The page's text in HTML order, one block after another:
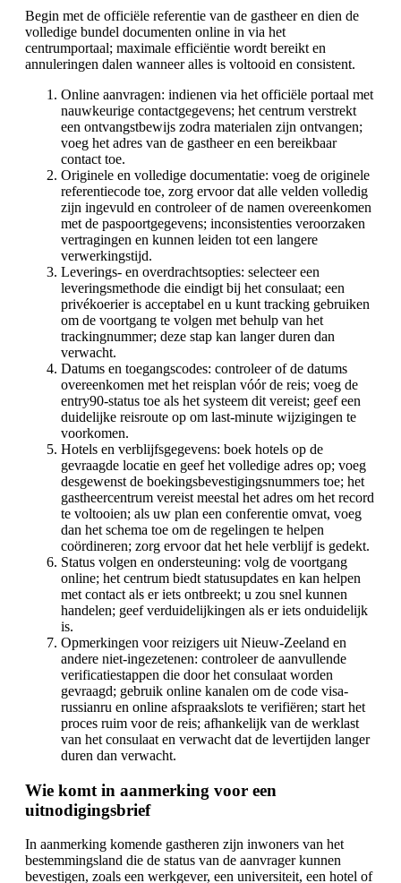
Begin met de officiële referentie van de gastheer en dien de
volledige bundel documenten online in via het
centrumportaal; maximale efficiëntie wordt bereikt en
annuleringen dalen wanneer alles is voltooid en consistent.
Online aanvragen: indienen via het officiële portaal met
nauwkeurige contactgegevens; het centrum verstrekt
een ontvangstbewijs zodra materialen zijn ontvangen;
voeg het adres van de gastheer en een bereikbaar
contact toe.
Originele en volledige documentatie: voeg de originele
referentiecode toe, zorg ervoor dat alle velden volledig
zijn ingevuld en controleer of de namen overeenkomen
met de paspoortgegevens; inconsistenties veroorzaken
vertragingen en kunnen leiden tot een langere
verwerkingstijd.
Leverings- en overdrachtsopties: selecteer een
leveringsmethode die eindigt bij het consulaat; een
privékoerier is acceptabel en u kunt tracking gebruiken
om de voortgang te volgen met behulp van het
trackingnummer; deze stap kan langer duren dan
verwacht.
Datums en toegangscodes: controleer of de datums
overeenkomen met het reisplan vóór de reis; voeg de
entry90-status toe als het systeem dit vereist; geef een
duidelijke reisroute op om last-minute wijzigingen te
voorkomen.
Hotels en verblijfsgegevens: boek hotels op de
gevraagde locatie en geef het volledige adres op; voeg
desgewenst de boekingsbevestigingsnummers toe; het
gastheercentrum vereist meestal het adres om het record
te voltooien; als uw plan een conferentie omvat, voeg
dan het schema toe om de regelingen te helpen
coördineren; zorg ervoor dat het hele verblijf is gedekt.
Status volgen en ondersteuning: volg de voortgang
online; het centrum biedt statusupdates en kan helpen
met contact als er iets ontbreekt; u zou snel kunnen
handelen; geef verduidelijkingen als er iets onduidelijk
is.
Opmerkingen voor reizigers uit Nieuw-Zeeland en
andere niet-ingezetenen: controleer de aanvullende
verificatiestappen die door het consulaat worden
gevraagd; gebruik online kanalen om de code visa-
russianru en online afspraakslots te verifiëren; start het
proces ruim voor de reis; afhankelijk van de werklast
van het consulaat en verwacht dat de levertijden langer
duren dan verwacht.
Wie komt in aanmerking voor een
uitnodigingsbrief
In aanmerking komende gastheren zijn inwoners van het
bestemmingsland die de status van de aanvrager kunnen
bevestigen, zoals een werkgever, een universiteit, een hotel of